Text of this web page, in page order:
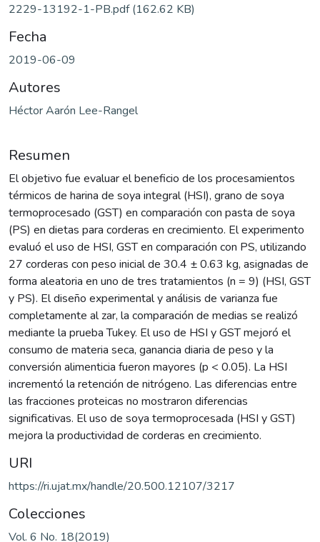
2229-13192-1-PB.pdf(162.62 KB)
Fecha
2019-06-09
Autores
Héctor Aarón Lee-Rangel
Resumen
El objetivo fue evaluar el beneficio de los procesamientos
térmicos de harina de soya integral (HSI), grano de soya
termoprocesado (GST) en comparación con pasta de soya
(PS) en dietas para corderas en crecimiento. El experimento
evaluó el uso de HSI, GST en comparación con PS, utilizando
27 corderas con peso inicial de 30.4 ± 0.63 kg, asignadas de
forma aleatoria en uno de tres tratamientos (n = 9) (HSI, GST
y PS). El diseño experimental y análisis de varianza fue
completamente al zar, la comparación de medias se realizó
mediante la prueba Tukey. El uso de HSI y GST mejoró el
consumo de materia seca, ganancia diaria de peso y la
conversión alimenticia fueron mayores (p < 0.05). La HSI
incrementó la retención de nitrógeno. Las diferencias entre
las fracciones proteicas no mostraron diferencias
significativas. El uso de soya termoprocesada (HSI y GST)
mejora la productividad de corderas en crecimiento.
URI
https://ri.ujat.mx/handle/20.500.12107/3217
Colecciones
Vol. 6 No. 18(2019)